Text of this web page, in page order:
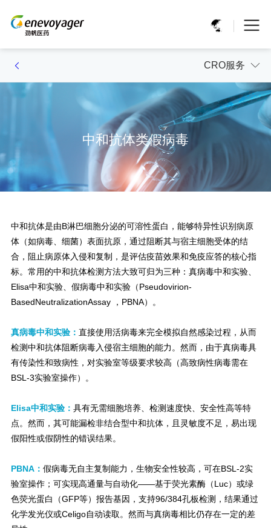
CRO服务
中和抗体类假病毒
中和抗体是由B淋巴细胞分泌的可溶性蛋白，能够特异性识别病原
体（如病毒、细菌）表面抗原，通过阻断其与宿主细胞受体的结
合，阻止病原体入侵和复制，是评估疫苗效果和免疫应答的核心指
标。常用的中和抗体检测方法大致可归为三种：真病毒中和实验、
Elisa中和实验、假病毒中和实验（Pseudovirion-
BasedNeutralizationAssay ，PBNA）。
真病毒中和实验： 直接使用活病毒来完全模拟自然感染过程，从而
检测中和抗体阻断病毒入侵宿主细胞的能力。然而，由于真病毒具
有传染性和致病性，对实验室等级要求较高（高致病性病毒需在
BSL-3实验室操作）。
Elisa中和实验： 具有无需细胞培养、检测速度快、安全性高等特
点。然而，其可能漏检非结合型中和抗体，且灵敏度不足，易出现
假阳性或假阴性的错误结果。
PBNA： 假病毒无自主复制能力，生物安全性较高，可在BSL-2实
验室操作；可实现高通量与自动化——基于荧光素酶（Luc）或绿
色荧光蛋白（GFP等）报告基因，支持96/384孔板检测，结果通过
化学发光仪或Celigo自动读取。然而与真病毒相比仍存在一定的差